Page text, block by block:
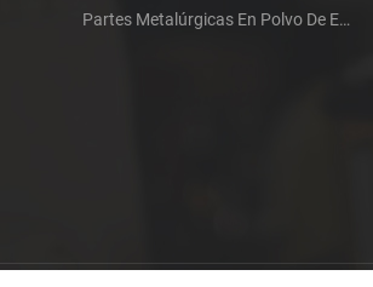
Partes Metalúrgicas En Polvo De Engranajes Sinterizados De Hierro Inoxidable